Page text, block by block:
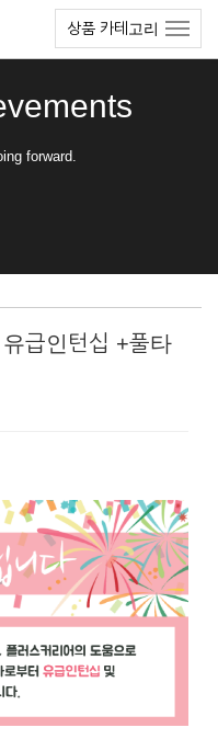
상품 카테고리
forward.
급인턴십 +풀타